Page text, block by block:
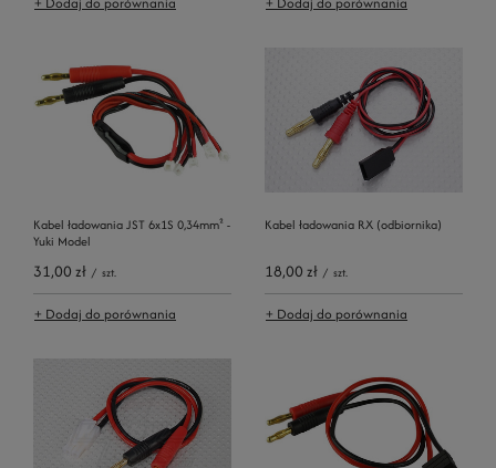
Kabel ładowania JST 6x1S 0,34mm² -
Yuki Model
31,00 zł / szt.
+ Dodaj do porównania
Kabel ładowania RX (odbiornika)
18,00 zł / szt.
+ Dodaj do porównania